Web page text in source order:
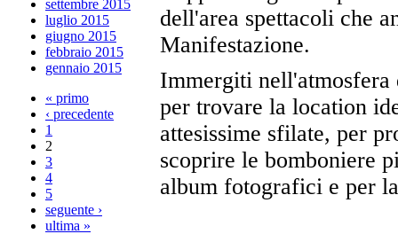
settembre 2015
luglio 2015
giugno 2015
febbraio 2015
gennaio 2015
« primo
‹ precedente
1
2
3
4
5
seguente ›
ultima »
dell'area spettacoli che
Manifestazione.
Immergiti nell'atmosfera
per trovare la location
attesissime sfilate, per
scoprire le bomboniere
album fotografici e per